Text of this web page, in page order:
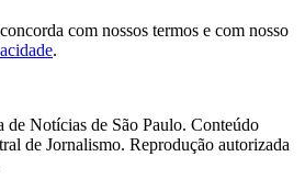
com nossos termos e com nosso
.
Notícias de São Paulo. Conteúdo
de Jornalismo. Reprodução autorizada